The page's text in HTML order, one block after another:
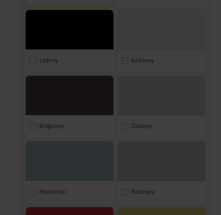
czarny beżowy
brązowy Zielony
Niebieski Różowy